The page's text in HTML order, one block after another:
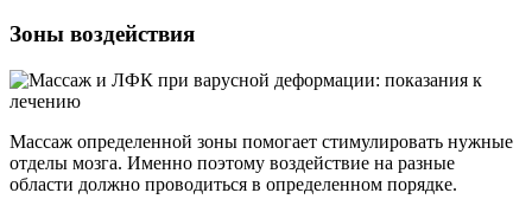
Зоны воздействия
Массаж определенной зоны помогает стимулировать нужные
отделы мозга. Именно поэтому воздействие на разные
области должно проводиться в определенном порядке.